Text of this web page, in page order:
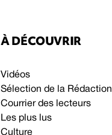
À DÉCOUVRIR
Vidéos
Sélection de la Rédaction
Courrier des lecteurs
Les plus lus
Culture